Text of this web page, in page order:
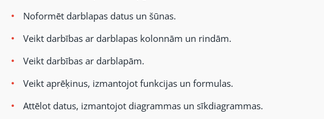
Noformēt darblapas datus un šūnas.
Veikt darbības ar darblapas kolonnām un rindām.
Veikt darbības ar darblapām.
Veikt aprēķinus, izmantojot funkcijas un formulas.
Attēlot datus, izmantojot diagrammas un sīkdiagrammas.